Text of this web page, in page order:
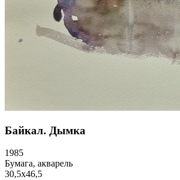
Байкал. Дымка
1985
Бумага, акварель
30,5х46,5